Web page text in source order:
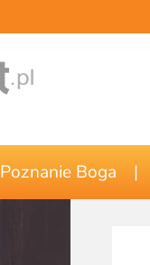
Poznanie Boga |